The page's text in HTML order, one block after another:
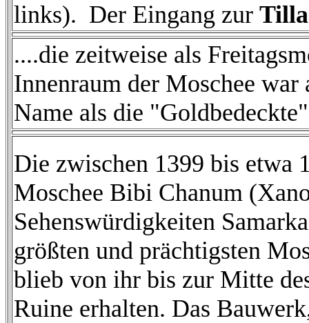
links). Der Eingang zur
....die zeitweise als
Innenraum der Moschee
Name als die
Die zwischen 1399 bis etwa
Moschee Bibi Chanum
Sehenswürdigkeiten
größten und prächtigsten
blieb von ihr bis zur Mitte
Ruine erhalten. Das